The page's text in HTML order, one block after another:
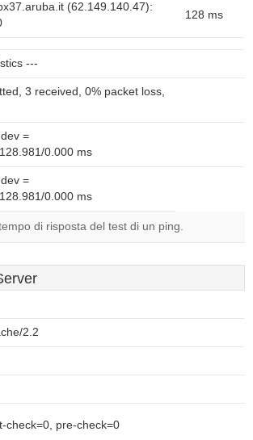
(62.149.140.47):
128 ms
---
3 received, 0% packet loss,
=
0.000 ms
=
0.000 ms
di risposta del test di un ping.
2.2
check=0, pre-check=0